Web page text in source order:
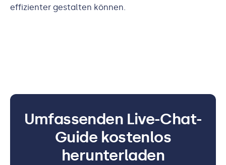
effizienter gestalten können.
Umfassenden Live-Chat-
Guide kostenlos
herunterladen